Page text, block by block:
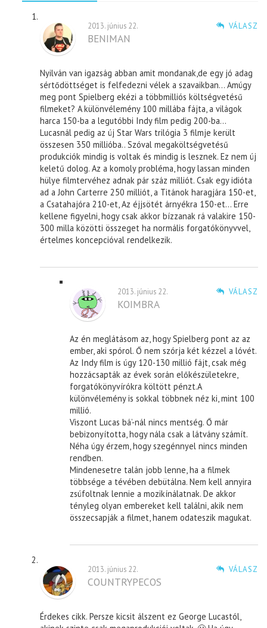
VÁLASZ
2013. június 22.
BENIMAN
Nyilván van igazság abban amit mondanak,de egy jó adag
sértődöttséget is felfedezni vélek a szavaikban… Amúgy
meg pont Spielberg ekézi a többmilliós költségvetésű
filmeket? A különvélemény 100 millába fájta, a világok
harca 150-ba a legutóbbi Indy film pedig 200-ba…
Lucasnál pedig az új Star Wars trilógia 3 filmje került
összesen 350 millióba.. Szóval megaköltségvetésű
produkciók mindig is voltak és mindig is lesznek. Ez nem új
keletű dolog. Az a komoly probléma, hogy lassan minden
hülye filmtervéhez adnak pár száz milliót. Csak egy idióta
ad a John Carterre 250 milliót, a Titánok haragjára 150-et,
a Csatahajóra 210-et, Az éjjsötét árnyékra 150-et… Erre
kellene figyelni, hogy csak akkor bízzanak rá valakire 150-
300 milla közötti összeget ha normális forgatókönyvvel,
értelmes koncepcióval rendelkezik.
VÁLASZ
2013. június 22.
KOIMBRA
Az én meglátásom az, hogy Spielberg pont az az
ember, aki spórol. Ő nem szórja két kézzel a lóvét.
Az Indy film is úgy 120-130 millió fájt, csak még
hozzácsapták az évek során előkészületekre,
forgatókönyvírókra költött pénzt.A
különvélemény is sokkal többnek néz ki, mint 100
millió.
Viszont Lucas bá’-nál nincs mentség. Ő már
bebizonyította, hogy nála csak a látvány számít.
Néha úgy érzem, hogy szegénnyel nincs minden
rendben.
Mindenesetre talán jobb lenne, ha a filmek
többsége a tévében debütálna. Nem kell annyira
zsúfoltnak lennie a mozikínálatnak. De akkor
tényleg olyan embereket kell találni, akik nem
összecsapják a filmet, hanem odateszik magukat.
VÁLASZ
2013. június 22.
COUNTRYPECOS
Érdekes cikk. Persze kicsit álszent ez George Lucastól,